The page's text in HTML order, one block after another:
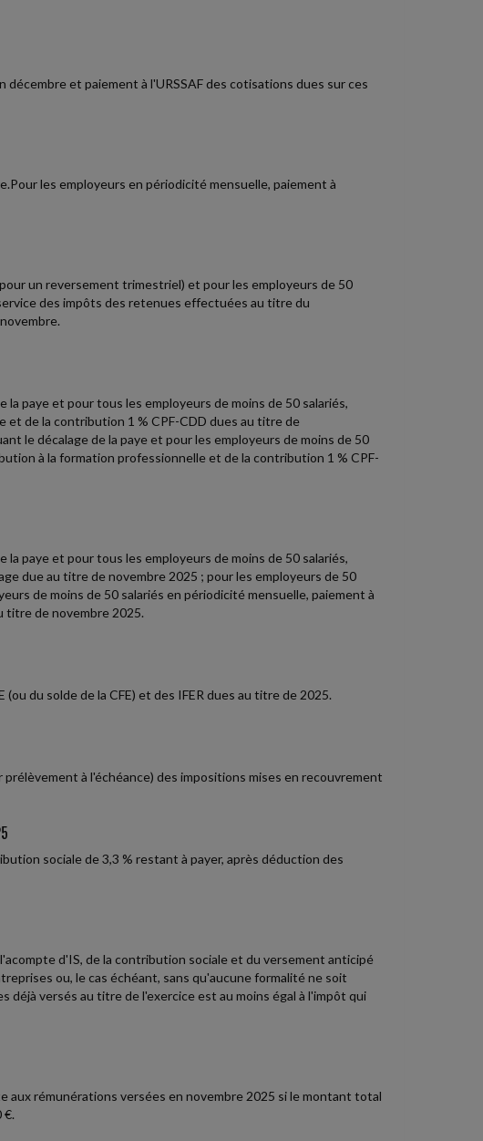
décembre et paiement à l'URSSAF des cotisations dues sur ces
les employeurs en périodicité mensuelle, paiement à
un reversement trimestriel) et pour les employeurs de 50
des impôts des retenues effectuées au titre du
paye et pour tous les employeurs de moins de 50 salariés,
et de la contribution 1 % CPF-CDD dues au titre de
le décalage de la paye et pour les employeurs de moins de 50
à la formation professionnelle et de la contribution 1 % CPF-
paye et pour tous les employeurs de moins de 50 salariés,
due au titre de novembre 2025 ; pour les employeurs de 50
de moins de 50 salariés en périodicité mensuelle, paiement à
titre de novembre 2025.
du solde de la CFE) et des IFER dues au titre de 2025.
à l'échéance) des impositions mises en recouvrement
sociale de 3,3 % restant à payer, après déduction des
d'IS, de la contribution sociale et du versement anticipé
ou, le cas échéant, sans qu'aucune formalité ne soit
versés au titre de l'exercice est au moins égal à l'impôt qui
rémunérations versées en novembre 2025 si le montant total
€.